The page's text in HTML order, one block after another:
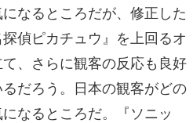
なるところだが、修正した
偵ピカチュウ』を上回るオ
、さらに観客の反応も良好
だろう。日本の観客がどの
なるところだ。『ソニッ